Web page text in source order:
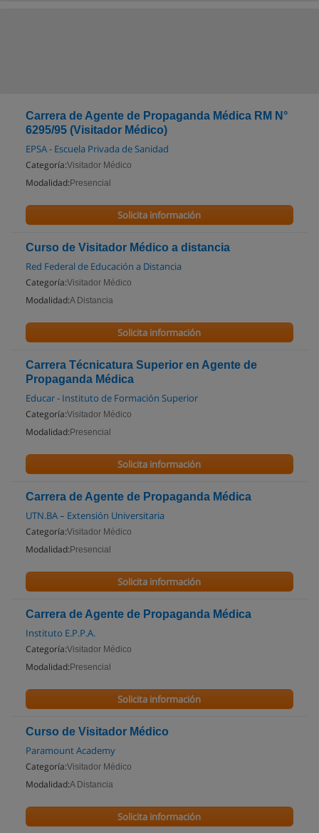
Carrera de Agente de Propaganda Médica RM N°
6295/95 (Visitador Médico)
EPSA - Escuela Privada de Sanidad
Categoría:Visitador Médico
Modalidad: Presencial
Solicita información
Curso de Visitador Médico a distancia
Red Federal de Educación a Distancia
Categoría:Visitador Médico
Modalidad:A Distancia
Solicita información
Carrera Técnicatura Superior en Agente de
Propaganda Médica
Educar - Instituto de Formación Superior
Categoría:Visitador Médico
Modalidad: Presencial
Solicita información
Carrera de Agente de Propaganda Médica
UTN.BA – Extensión Universitaria
Categoría:Visitador Médico
Modalidad: Presencial
Solicita información
Carrera de Agente de Propaganda Médica
Instituto E.P.P.A.
Categoría:Visitador Médico
Modalidad: Presencial
Solicita información
Curso de Visitador Médico
Paramount Academy
Categoría:Visitador Médico
Modalidad:A Distancia
Solicita información